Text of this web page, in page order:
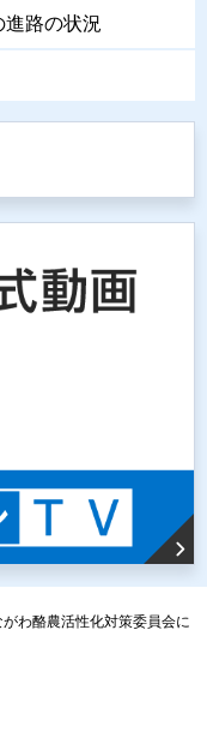
路の状況
がわ酪農活性化対策委員会に